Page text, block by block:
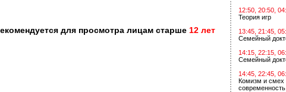
для просмотра лицам старше 12 лет
12:50, 20:50,
Теория игр
13:45, 21:45,
Семейный
14:15, 22:15,
Семейный
14:45, 22:45,
Комизм и смех
современность